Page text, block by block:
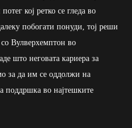
кој ретко се гледа во
побогати понуди, тој реши
Вулверхемптон во
што неговата кариера за
за да им се оддолжи на
поддршка во најтешките